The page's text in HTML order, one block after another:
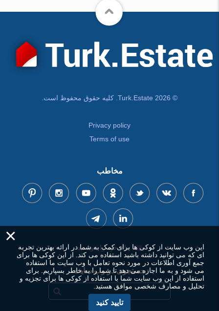
© Turk.Estate 2026. کلیه حقوق محفوظ است.
Privacy policy
Terms of use
مخاطب
پیام خود را بنویسید
جستجوی در وب سایت
×
این وب سایت از کوکی ها برای کمک به شما در ارائه بهترین تجربه
ای که می توانید داشته باشید استفاده می کند. از این کوکی ها برای
جمع آوری اطلاعات در مورد نحوه تعامل با وب سایت ما استفاده
می شود و به ما اجازه می دهد تا شما را به خاطر بسپاریم. برای
استفاده از این وب سایت شما با استفاده از کوکی ها برای تجزیه و
تحلیل و مصارف شخصی موافق هستید.
تایید کنید